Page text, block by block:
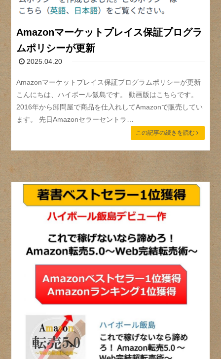
Amazonマーケットプレイス保証プログラ
ムポリシーが更新
2025.04.20
Amazonマーケットプレイス保証プログラムポリシーが更新
こんにちは、ハイボール飯島です。 動画版はこちらです。
2016年から卸問屋で商品を仕入れしてAmazonで販売してい
ます。 先日Amazonセラーセントラ…
この記事の続きを読む